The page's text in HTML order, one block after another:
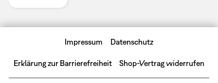
Impressum Datenschutz
Erklärung zur Barrierefreiheit Shop-Vertrag widerrufen